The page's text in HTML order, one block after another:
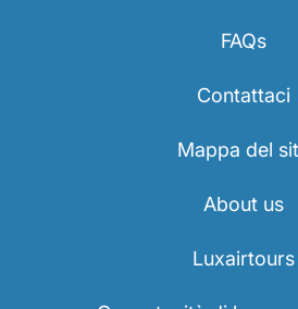
FAQs
Contattaci
Mappa del
About us
Luxairtours